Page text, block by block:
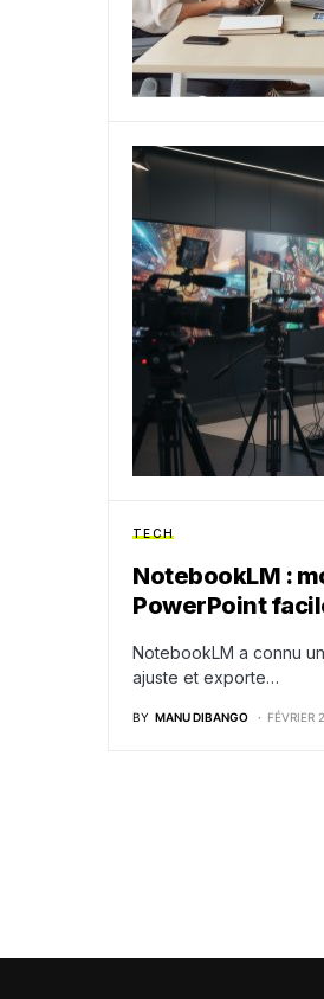
TECH
NotebookLM :
PowerPoint
NotebookLM a connu
ajuste et exporte…
BY MANU DIBANGO FÉVRIER